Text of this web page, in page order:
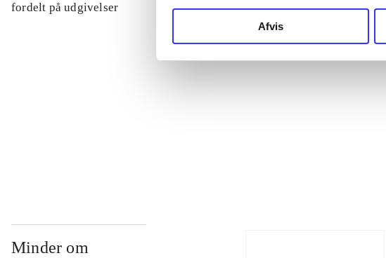
Afvis
fordelt på udgivelser
Minder om